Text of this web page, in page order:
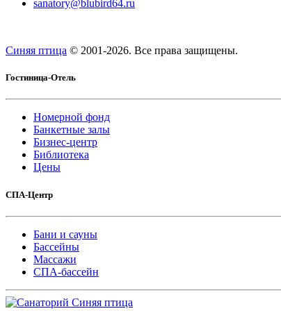
sanatory@blubird64.ru
Синяя птица © 2001-2026. Все права защищены.
Гостиница-Отель
Номерной фонд
Банкетные залы
Бизнес-центр
Библиотека
Цены
СПА-Центр
Бани и сауны
Бассейны
Массажи
СПА-бассейн